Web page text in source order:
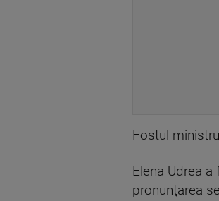
Fostul
Elena Udrea
pronunţarea